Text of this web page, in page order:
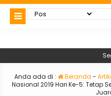
Anda ada di : Beranda -
Nasional 2019 Hari Ke-5: Tetap